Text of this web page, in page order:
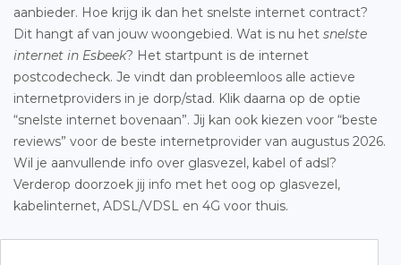
aanbieder. Hoe krijg ik dan het snelste internet contract?
Dit hangt af van jouw woongebied. Wat is nu het snelste
internet in Esbeek? Het startpunt is de internet
postcodecheck. Je vindt dan probleemloos alle actieve
internetproviders in je dorp/stad. Klik daarna op de optie
“snelste internet bovenaan”. Jij kan ook kiezen voor “beste
reviews” voor de beste internetprovider van augustus 2026.
Wil je aanvullende info over glasvezel, kabel of adsl?
Verderop doorzoek jij info met het oog op glasvezel,
kabelinternet, ADSL/VDSL en 4G voor thuis.